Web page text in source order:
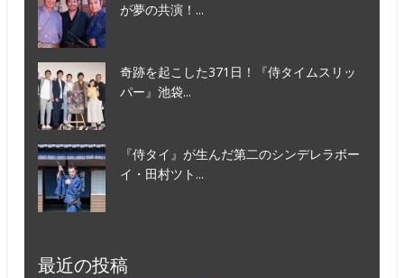
が夢の共演！...
奇跡を起こした371日！『侍タイムスリッ
パー』池袋...
『侍タイ』が生んだ第二のシンデレラボー
イ・田村ツト...
最近の投稿